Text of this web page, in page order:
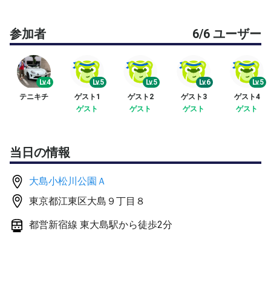
⭕️コート番号は当日チャットでお知らせ致します
効率的な進行に協力的なそれなりのマナーの
方でお願い致します
⭕️軽いアップ後、ダブルスゲーム致します
参加者 6/6 ユーザー
Lv.4
テニキチ
Lv.5
ゲスト1
ゲスト
Lv.5
ゲスト2
ゲスト
Lv.6
ゲスト3
ゲスト
Lv.5
ゲスト4
ゲスト
当日の情報
大島小松川公園Ａ
東京都江東区大島９丁目８
都営新宿線 東大島駅から徒歩2分